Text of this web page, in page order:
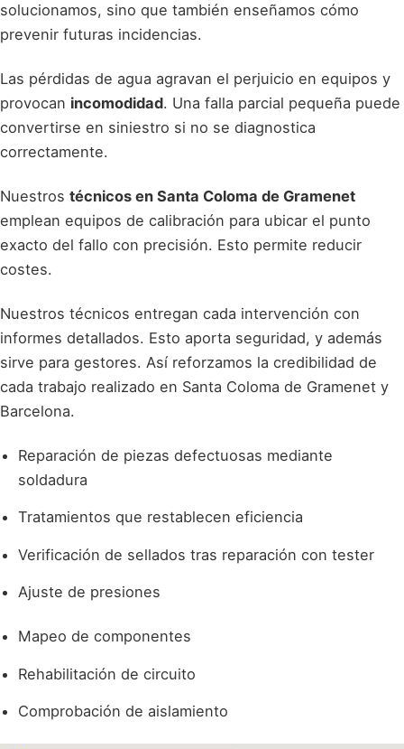
solucionamos, sino que también enseñamos cómo
prevenir futuras incidencias.
Las pérdidas de agua agravan el perjuicio en equipos y
provocan incomodidad. Una falla parcial pequeña puede
convertirse en siniestro si no se diagnostica
correctamente.
Nuestros técnicos en Santa Coloma de Gramenet
emplean equipos de calibración para ubicar el punto
exacto del fallo con precisión. Esto permite reducir
costes.
Nuestros técnicos entregan cada intervención con
informes detallados. Esto aporta seguridad, y además
sirve para gestores. Así reforzamos la credibilidad de
cada trabajo realizado en Santa Coloma de Gramenet y
Barcelona.
Reparación de piezas defectuosas mediante
soldadura
Tratamientos que restablecen eficiencia
Verificación de sellados tras reparación con tester
Ajuste de presiones
Mapeo de componentes
Rehabilitación de circuito
Comprobación de aislamiento